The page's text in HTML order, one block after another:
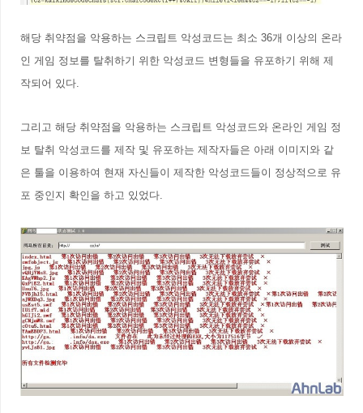
해당 취약점을 악용하는 스크립트 악성코드는 최소 36개 이상의 온라
인 게임 정보를 탈취하기 위한 악성코드 변형들을 유포하기 위해 제
작되어 있다.
그리고 해당 취약점을 악용하는 스크립트 악성코드와 온라인 게임 정
보 탈취 악성코드를 제작 및 유포하는 제작자들은 아래 이미지와 같
은 툴을 이용하여 현재 자신들이 제작한 악성코드들이 정상적으로 유
포 중인지 확인을 하고 있었다.